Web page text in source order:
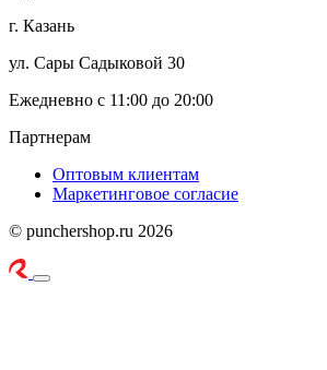
г. Казань
ул. Сары Садыковой 30
Ежедневно с 11:00 до 20:00
Партнерам
Оптовым клиентам
Маркетинговое согласие
© punchershop.ru 2026